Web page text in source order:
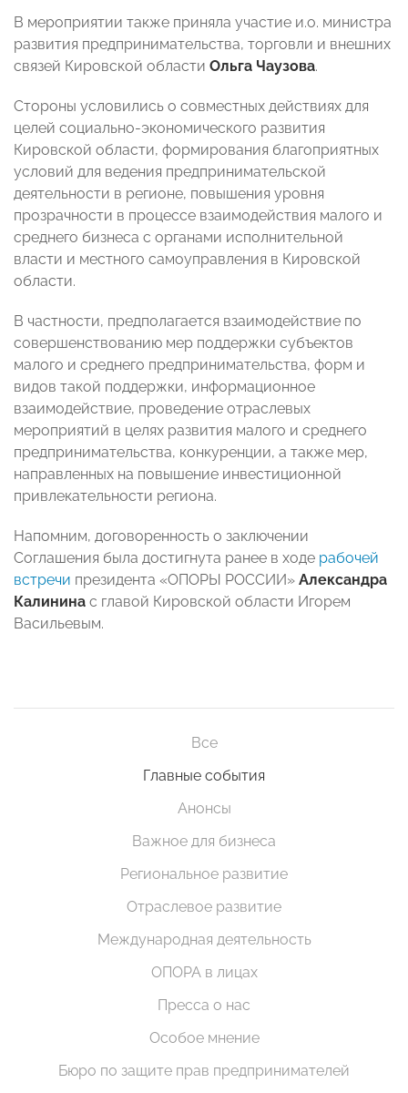
В мероприятии также приняла участие и.о. министра
развития предпринимательства, торговли и внешних
связей Кировской области Ольга Чаузова.
Стороны условились о совместных действиях для
целей социально-экономического развития
Кировской области, формирования благоприятных
условий для ведения предпринимательской
деятельности в регионе, повышения уровня
прозрачности в процессе взаимодействия малого и
среднего бизнеса с органами исполнительной
власти и местного самоуправления в Кировской
области.
В частности, предполагается взаимодействие по
совершенствованию мер поддержки субъектов
малого и среднего предпринимательства, форм и
видов такой поддержки, информационное
взаимодействие, проведение отраслевых
мероприятий в целях развития малого и среднего
предпринимательства, конкуренции, а также мер,
направленных на повышение инвестиционной
привлекательности региона.
Напомним, договоренность о заключении
Соглашения была достигнута ранее в ходе рабочей
встречи президента «ОПОРЫ РОССИИ» Александра
Калинина с главой Кировской области Игорем
Васильевым.
Все
Главные события
Анонсы
Важное для бизнеса
Региональное развитие
Отраслевое развитие
Международная деятельность
ОПОРА в лицах
Пресса о нас
Особое мнение
Бюро по защите прав предпринимателей